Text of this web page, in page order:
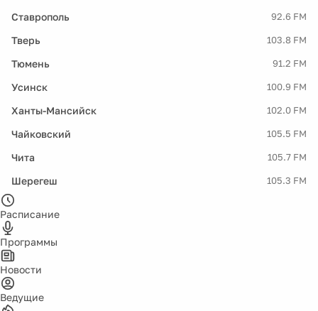
Ставрополь 92.6 FM
Тверь 103.8 FM
Тюмень 91.2 FM
Усинск 100.9 FM
Ханты-Мансийск 102.0 FM
Чайковский 105.5 FM
Чита 105.7 FM
Шерегеш 105.3 FM
Расписание
Программы
Новости
Ведущие